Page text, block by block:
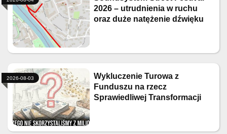
2026 – utrudnienia w ruchu
oraz duże natężenie dźwięku
Wykluczenie Turowa z
Funduszu na rzecz
Sprawiedliwej Transformacji
2026-08-03